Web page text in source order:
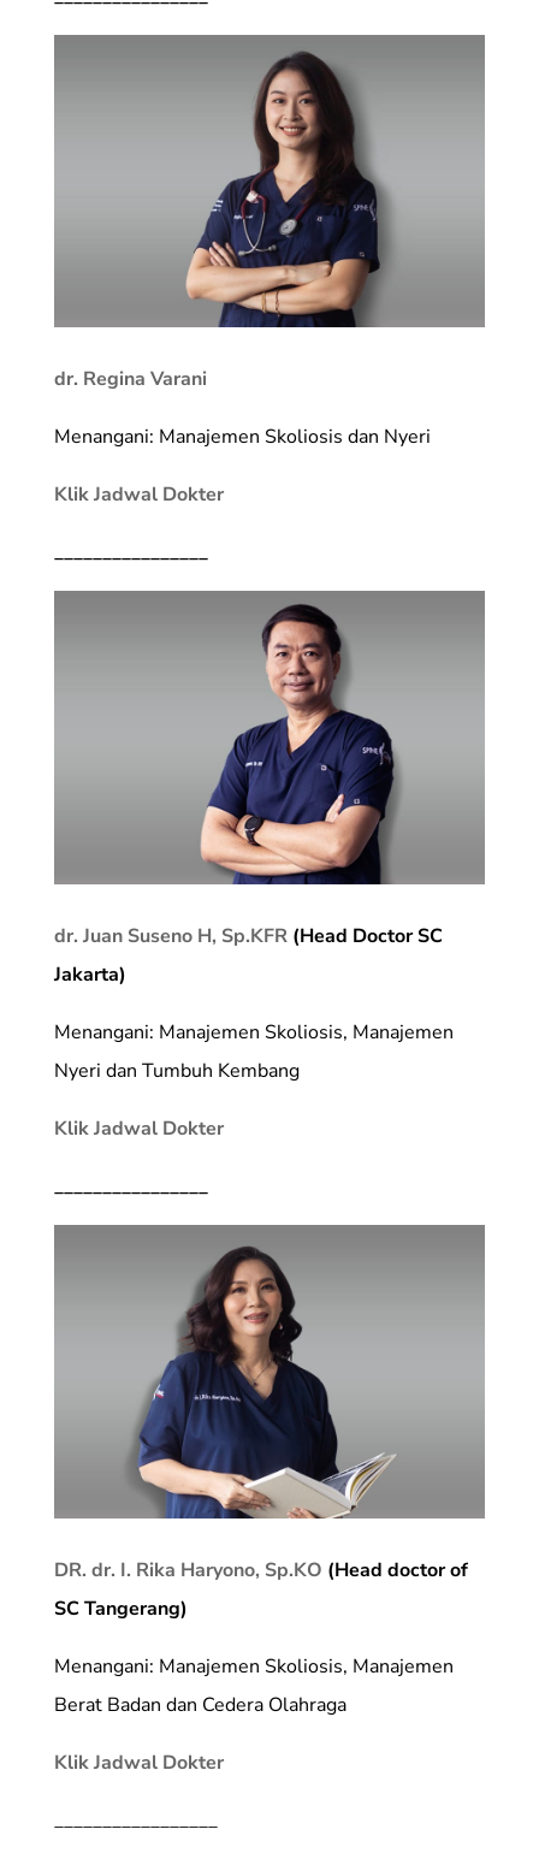
dr. Regina Varani
Menangani: Manajemen Skoliosis dan Nyeri
Klik Jadwal Dokter
________________
dr. Juan Suseno H, Sp.KFR(Head Doctor SC
Jakarta)
Menangani: Manajemen Skoliosis, Manajemen
Nyeri dan Tumbuh Kembang
Klik Jadwal Dokter
________________
DR. dr. I. Rika Haryono, Sp.KO (Head doctor of
SC Tangerang)
Menangani: Manajemen Skoliosis, Manajemen
Berat Badan dan Cedera Olahraga
Klik Jadwal Dokter
_________________